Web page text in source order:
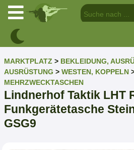
MARKTPLATZ > BEKLEIDUNG,
AUSRÜSTUNG > WESTEN, KOPPELN
MEHRZWECKTASCHEN
Lindnerhof Taktik LHT
Funkgerätetasche
GSG9